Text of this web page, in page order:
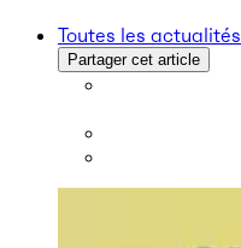
Toutes les actualités
Partager cet article